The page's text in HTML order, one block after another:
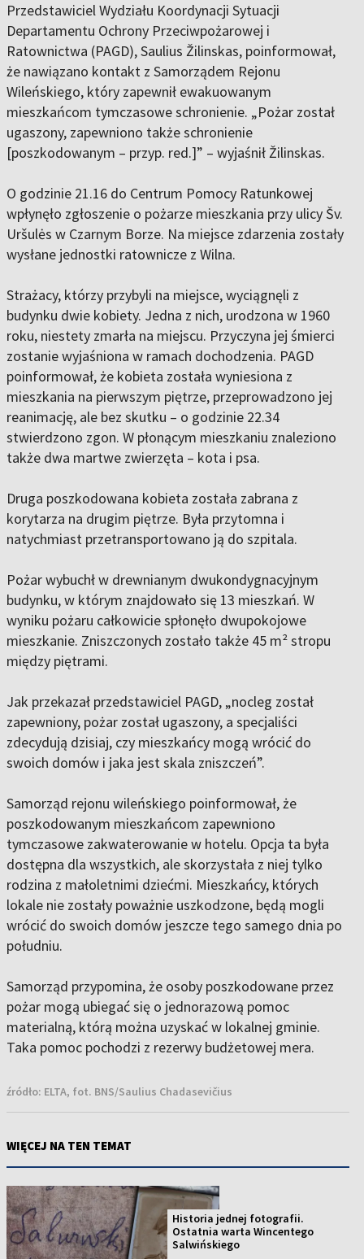
Przedstawiciel Wydziału Koordynacji Sytuacji
Departamentu Ochrony Przeciwpożarowej i
Ratownictwa (PAGD), Saulius Žilinskas, poinformował,
że nawiązano kontakt z Samorządem Rejonu
Wileńskiego, który zapewnił ewakuowanym
mieszkańcom tymczasowe schronienie. „Pożar został
ugaszony, zapewniono także schronienie
[poszkodowanym – przyp. red.]” – wyjaśnił Žilinskas.
O godzinie 21.16 do Centrum Pomocy Ratunkowej
wpłynęło zgłoszenie o pożarze mieszkania przy ulicy Šv.
Uršulės w Czarnym Borze. Na miejsce zdarzenia zostały
wysłane jednostki ratownicze z Wilna.
Strażacy, którzy przybyli na miejsce, wyciągnęli z
budynku dwie kobiety. Jedna z nich, urodzona w 1960
roku, niestety zmarła na miejscu. Przyczyna jej śmierci
zostanie wyjaśniona w ramach dochodzenia. PAGD
poinformował, że kobieta została wyniesiona z
mieszkania na pierwszym piętrze, przeprowadzono jej
reanimację, ale bez skutku – o godzinie 22.34
stwierdzono zgon. W płonącym mieszkaniu znaleziono
także dwa martwe zwierzęta – kota i psa.
Druga poszkodowana kobieta została zabrana z
korytarza na drugim piętrze. Była przytomna i
natychmiast przetransportowano ją do szpitala.
Pożar wybuchł w drewnianym dwukondygnacyjnym
budynku, w którym znajdowało się 13 mieszkań. W
wyniku pożaru całkowicie spłonęło dwupokojowe
mieszkanie. Zniszczonych zostało także 45 m² stropu
między piętrami.
Jak przekazał przedstawiciel PAGD, „nocleg został
zapewniony, pożar został ugaszony, a specjaliści
zdecydują dzisiaj, czy mieszkańcy mogą wrócić do
swoich domów i jaka jest skala zniszczeń”.
Samorząd rejonu wileńskiego poinformował, że
poszkodowanym mieszkańcom zapewniono
tymczasowe zakwaterowanie w hotelu. Opcja ta była
dostępna dla wszystkich, ale skorzystała z niej tylko
rodzina z małoletnimi dziećmi. Mieszkańcy, których
lokale nie zostały poważnie uszkodzone, będą mogli
wrócić do swoich domów jeszcze tego samego dnia po
południu.
Samorząd przypomina, że osoby poszkodowane przez
pożar mogą ubiegać się o jednorazową pomoc
materialną, którą można uzyskać w lokalnej gminie.
Taka pomoc pochodzi z rezerwy budżetowej mera.
źródło: ELTA, fot. BNS/Saulius Chadasevičius
WIĘCEJ NA TEN TEMAT
Historia jednej fotografii.
Ostatnia warta Wincentego
Salwińskiego